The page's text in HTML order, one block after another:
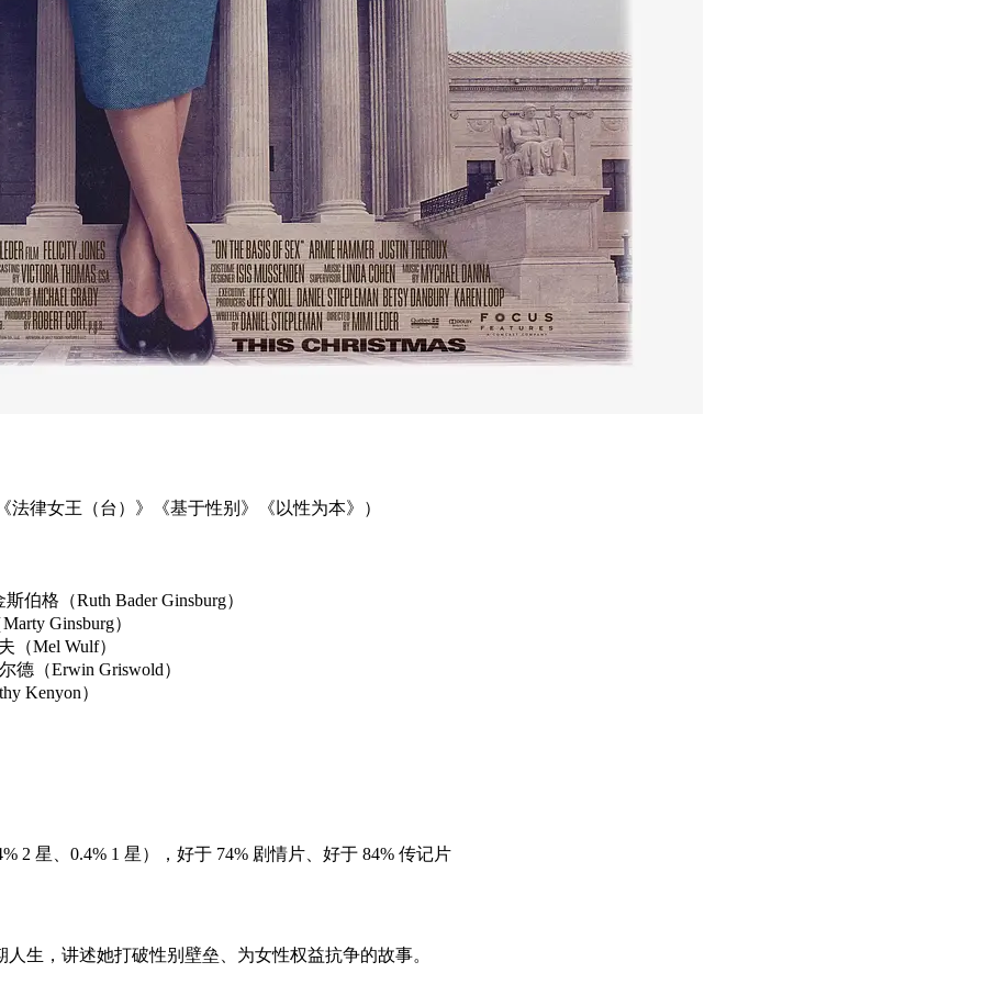
法律女王（台）》《基于性别》《以性为本》）
伯格（Ruth Bader Ginsburg）
Ginsburg）
（Mel Wulf）
德（Erwin Griswold）
Kenyon）
2 星、0.4% 1 星），好于 74% 剧情片、好于 84% 传记片
生，讲述她打破性别壁垒、为女性权益抗争的故事。